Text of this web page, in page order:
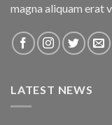
magna aliquam erat
LATEST NEWS